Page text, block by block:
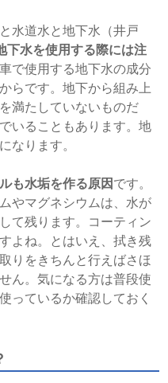
水道水と地下水（井戸
下水を使用する際には注
で使用する地下水の成分
らです。地下から組み上
満たしていないものだ
いることもあります。地
なります。
も水垢を作る原因 です。
やマグネシウムは、水が
て残ります。コーティン
よね。とはいえ、拭き残
りをきちんと行えばさほ
ん。気になる方は普段使
っているか確認しておく